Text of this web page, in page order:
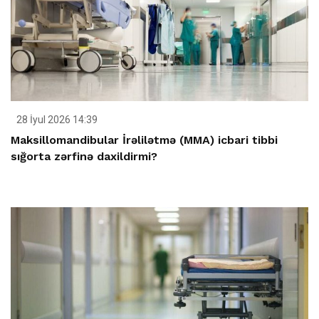
28 İyul 2026 14:39
Maksillomandibular İrəlilətmə (MMA) icbari tibbi
sığorta zərfinə daxildirmi?